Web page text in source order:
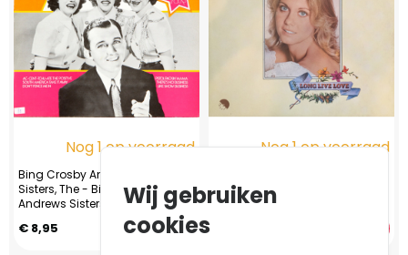
Nog 1 op voorraad
Bing Crosby And Andrews
Sisters, The - Bing And The
Andrews Sisters
€ 8,95
Nog 1 op voorraad
Love
Wij gebruiken
cookies